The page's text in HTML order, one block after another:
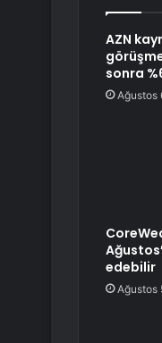
AZN
sonra
Ağustos
edebilir
Ağustos